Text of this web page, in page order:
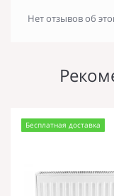
Нет отзывов об
Бесплатная доставка